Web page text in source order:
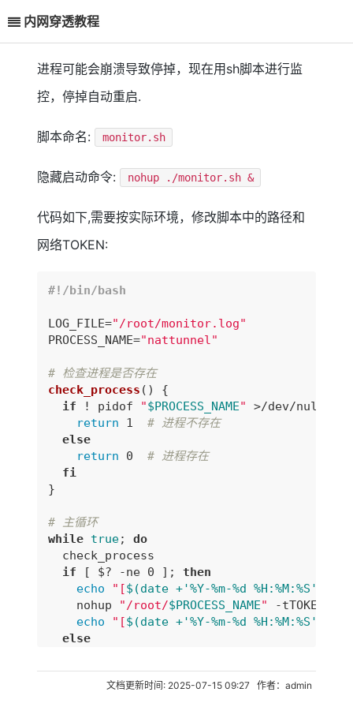
内网穿透教程
进程可能会崩溃导致停掉，现在用sh脚本进行监
控，停掉自动重启.
脚本命名: monitor.sh
隐藏启动命令: nohup ./monitor.sh &
代码如下,需要按实际环境，修改脚本中的路径和
网络TOKEN:
LOG_FILE="/root/monitor.log"
PROCESS_NAME="nattunnel"
# 检查进程是否存在
check_process () {
if ! pidof "$PROCESS_NAME" >/dev/null;
return 1 # 进程不存在
else
return 0 # 进程存在
fi
}
# 主循环
while true; do
  check_process
if [ $? -ne 0 ]; then
echo
"[$(date +'%Y-%m-%d %H:%M:%S')
    nohup
"/root/$PROCESS_NAME"
-tTOKEN >>
echo
"[$(date +'%Y-%m-%d %H:%M:%S')
else
fi
文档更新时间: 2025-07-15 09:27 作者：admin